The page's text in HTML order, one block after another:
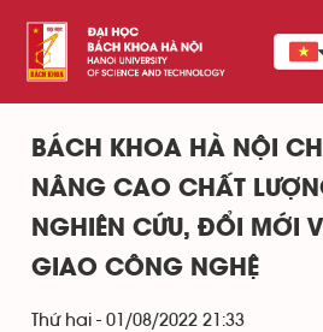
BÁCH KHOA HÀ NỘI
NÂNG CAO CHẤT
NGHIÊN CỨU, ĐỔI MỚI
GIAO CÔNG NGHỆ
Thứ hai - 01/08/2022 21:33